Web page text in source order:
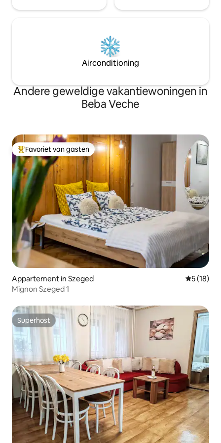
Airconditioning
Andere geweldige vakantiewoningen in
Beba Veche
Topfavoriet van gasten
Favoriet van gasten
Appartement in Szeged
5 (18)
Mignon Szeged 1
Superhost
Superhost